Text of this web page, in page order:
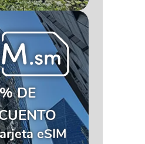
DE
eSIM